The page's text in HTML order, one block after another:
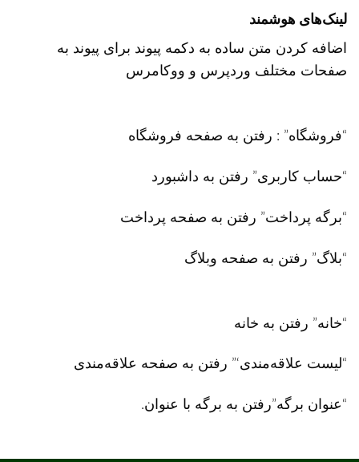
لینک‌های هوشمند
اضافه کردن متن ساده به دکمه پیوند برای پیوند به
صفحات مختلف وردپرس و ووکامرس
“فروشگاه” : رفتن به صفحه فروشگاه
“حساب کاربری” رفتن به داشبورد
“برگه پرداخت” رفتن به صفحه پرداخت
“بلاگ” رفتن به صفحه وبلاگ
“خانه” رفتن به خانه
“لیست علاقه‌مندی‘” رفتن به صفحه علاقه‌مندی
“عنوان برگه”رفتن به برگه با عنوان.